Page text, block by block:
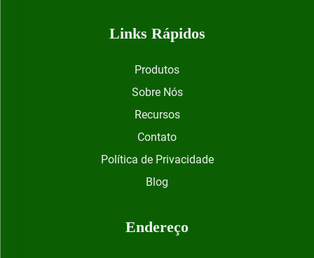
Links Rápidos
Produtos
Sobre Nós
Recursos
Contato
Política de Privacidade
Blog
Endereço